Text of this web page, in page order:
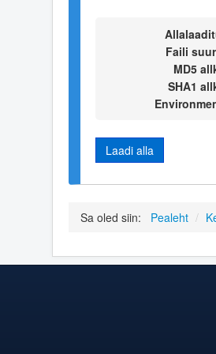
Faili
MD5
SHA1
Laadi alla
Sa oled siin: Pealeht /